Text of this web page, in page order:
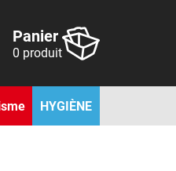
Panier
0 produit
HYGIÈNE